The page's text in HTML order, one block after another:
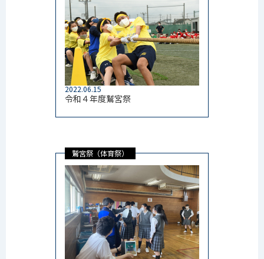
2022.06.15
令和４年度鷲宮祭
鷲宮祭（体育祭）